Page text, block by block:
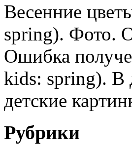
Весенние
spring). Фото.
Ошибка
kids: spring). В
детские
Рубрики